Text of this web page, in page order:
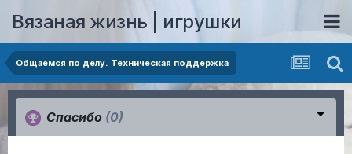
Вязаная жизнь | игрушки
Общаемся по делу. Техническая поддержка
Спасибо (0)